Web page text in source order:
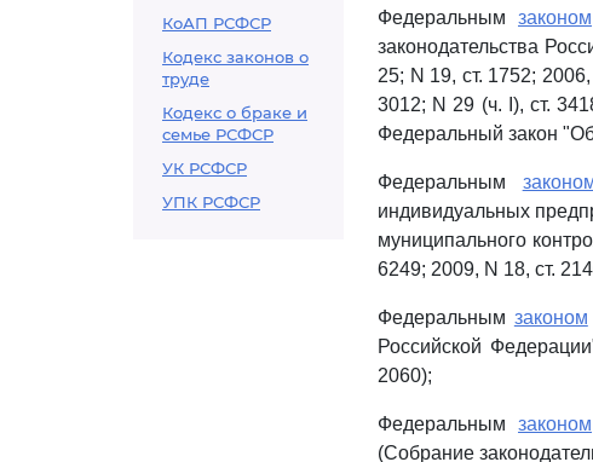
КоАП РСФСР
Кодекс законов о
труде
Кодекс о браке и
семье РСФСР
УК РСФСР
УПК РСФСР
Федеральным законом
законодательства
25; N 19, ст. 1752;
3012; N 29 (ч. I), ст.
Федеральный закон
Федеральным
индивидуальных
муниципального
6249; 2009, N 18, ст.
Федеральным законом
Российской
2060);
Федеральным законом
(Собрание